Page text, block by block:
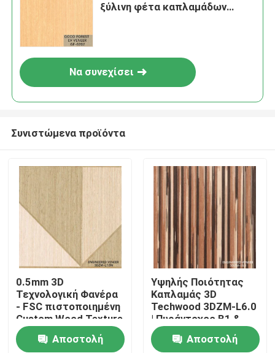
Σπίτι
Προϊόντα
Σχετικά με εμάς
ξύλινη φέτα καπλαμάδων
Να συνεχίσει
Συνιστώμενα προϊόντα
0.5mm 3D
Τεχνολογική Φανέρα
- FSC πιστοποιημένη
Custom Wood Texture
Φανέρα για
εσωτερικές πόρτες
Αποστολή
Υψηλής Ποιότητας
Καπλαμάς 3D
Techwood 3DZM-L6.0
| Πυράντοχος B1 &
Πιστοποιημένος FSC,
Διαθέσιμος σε
Αποστολή